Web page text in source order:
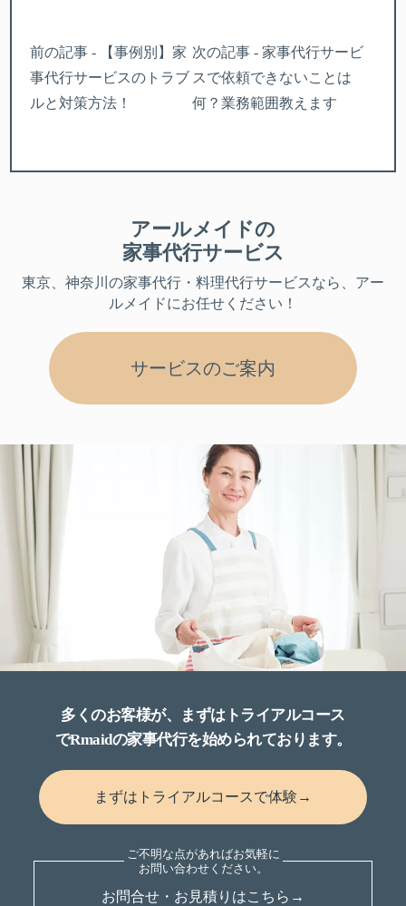
前の記事 - 【事例別】家
事代行サービスのトラブ
ルと対策方法！
次の記事 - 家事代行サービ
スで依頼できないことは
何？業務範囲教えます
アールメイドの
家事代行サービス
東京、神奈川 の家事代行・料理代行サービスなら、アー
ルメイドにお任せください！
サービスのご案内
多くのお客様が、まずはトライアルコース
でRmaidの家事代行を始められております。
まずはトライアルコースで体験→
お問合せ・お見積りはこちら→